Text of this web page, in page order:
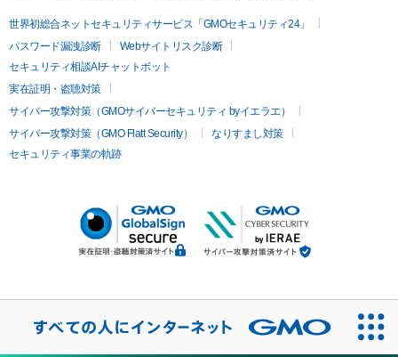
世界初総合ネットセキュリティサービス「GMOセキュリティ24」
パスワード漏洩診断
Webサイトリスク診断
セキュリティ相談AIチャットボット
実在証明・盗聴対策
サイバー攻撃対策（GMOサイバーセキュリティ byイエラエ）
サイバー攻撃対策（GMO Flatt Security）
なりすまし対策
セキュリティ事業の軌跡